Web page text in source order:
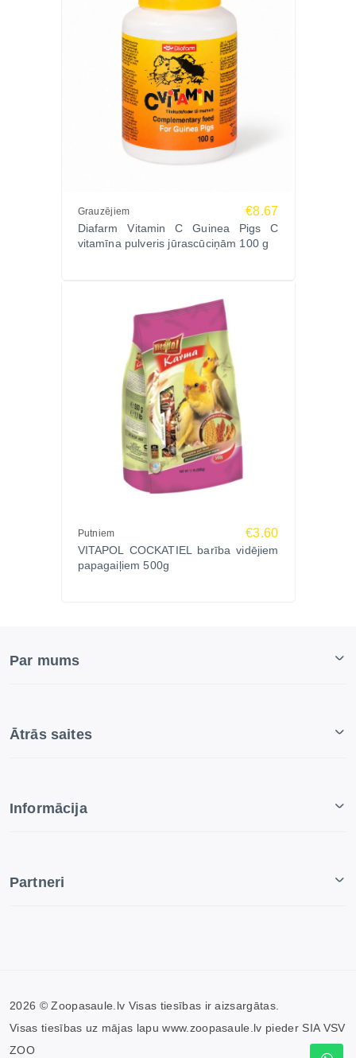
Grauzējiem €8.67
Diafarm Vitamin C Guinea Pigs C
vitamīna pulveris jūrascūciņām 100 g
Putniem €3.60
VITAPOL COCKATIEL barība vidējiem
papagaiļiem 500g
Par mums
Ātrās saites
Informācija
Partneri
2026 © Zoopasaule.lv Visas tiesības ir aizsargātas.
Visas tiesības uz mājas lapu www.zoopasaule.lv pieder SIA VSV
ZOO